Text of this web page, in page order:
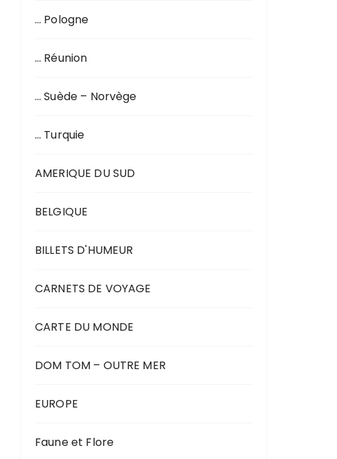
… Pologne
… Réunion
… Suède – Norvège
… Turquie
AMERIQUE DU SUD
BELGIQUE
BILLETS D'HUMEUR
CARNETS DE VOYAGE
CARTE DU MONDE
DOM TOM – OUTRE MER
EUROPE
Faune et Flore